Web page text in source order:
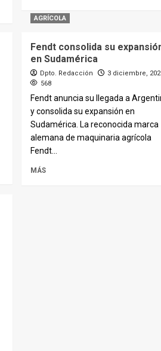
AGRÍCOLA
Fendt consolida su
en Sudamérica
Dpto. Redacción
3 diciembre,
568
Fendt anuncia su llegada a
y consolida su expansión en
Sudamérica. La reconocida marca
alemana de maquinaria agrícola
Fendt...
MÁS